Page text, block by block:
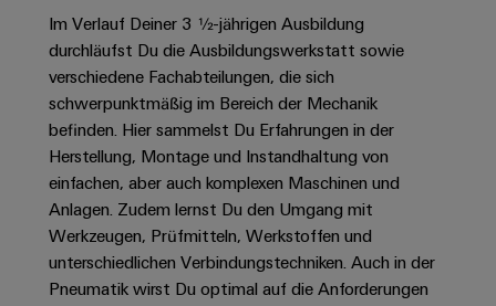
Energienetze
Gebäudeinfrastruktur
Lösungen
für
die
spezifischen
Anforderungen
in
der
Gebäudeinfrastruktur
Gerätehersteller
Innovative
Building
Smart
Metering
Weidmüller
Configurator
Workplace
Solutions
Elektronik
Koppelrelais
&
Halbleiterrelais
Trennverstärker
und
Messumformer
Stromversorgungen
PCB
Connector
Services
Akkreditiertes
Labor
Support
Webshop
Preisliste
Kataloganforderung
Länder
Management
Informationen
und
Zertifikate
Presse
und
Schüler
Ausbildung
Duales
Studium
Schülerpraktika
Erfolgreiche
Karrierewege
Im Verlauf Deiner 3 ½-jährigen Ausbildung
durchläufst Du die Ausbildungswerkstatt sowie
verschiedene Fachabteilungen, die sich
schwerpunktmäßig im Bereich der Mechanik
befinden. Hier sammelst Du Erfahrungen in der
Herstellung, Montage und Instandhaltung von
einfachen, aber auch komplexen Maschinen und
Anlagen. Zudem lernst Du den Umgang mit
Werkzeugen, Prüfmitteln, Werkstoffen und
unterschiedlichen Verbindungstechniken. Auch in der
Pneumatik wirst Du optimal auf die Anforderungen